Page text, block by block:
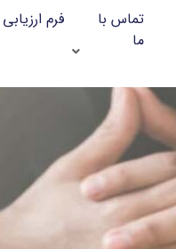
تماس با
ما
فرم ارزیابی